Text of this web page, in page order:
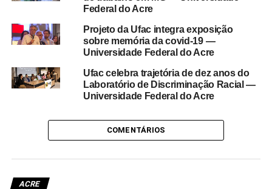
Federal do Acre
Projeto da Ufac integra exposição
sobre memória da covid-19 —
Universidade Federal do Acre
Ufac celebra trajetória de dez anos do
Laboratório de Discriminação Racial —
Universidade Federal do Acre
COMENTÁRIOS
ACRE